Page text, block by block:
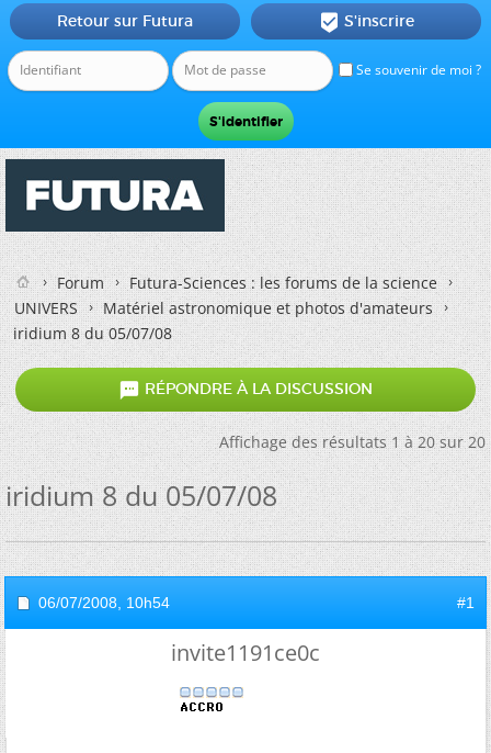
Se souvenir de moi ?
Retour sur Futura  S'inscrire
Forum
Futura-Sciences : les forums de la science
UNIVERS
Matériel astronomique et photos d'amateurs
iridium 8 du 05/07/08
 RÉPONDRE À LA DISCUSSION
Affichage des résultats 1 à 20 sur 20
iridium 8 du 05/07/08
06/07/2008, 10h54 #1
invite1191ce0c